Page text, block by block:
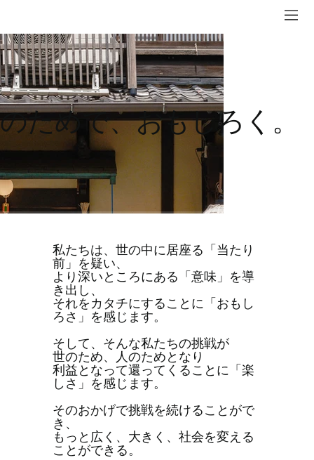
観光の本質に新たな価値を
ためで、おもしろく。
私たちは、世の中に居座る「当たり
前」を疑い、
より深いところにある「意味」を導
き出し、
それをカタチにすることに「おもし
ろさ」を感じます。
そして、そんな私たちの挑戦が
世のため、人のためとなり
利益となって還ってくることに「楽
しさ」を感じます。
そのおかげで挑戦を続けることがで
き、​
​もっと広く、大きく、社会を変える
ことができる。